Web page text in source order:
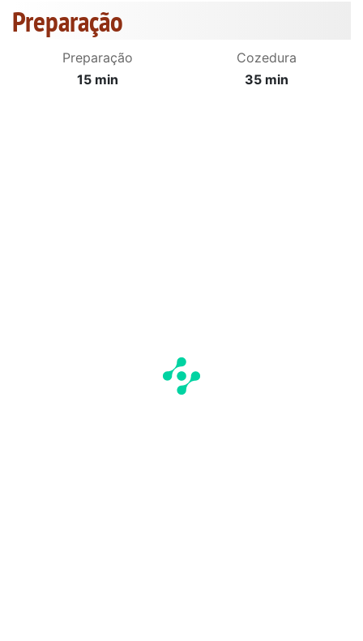
Preparação
Preparação
15 min
Cozedura
35 min